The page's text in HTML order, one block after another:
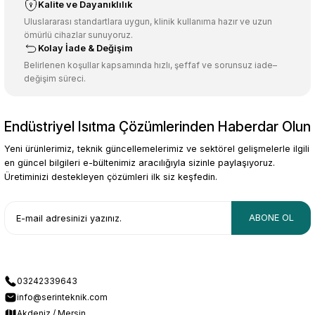
Ürün fiyatı diğer sitelerden daha pahalı.
Bu ürüne benzer farklı alternatifler olmalı.
Gönder
Kalite ve Dayanıklılık
Uluslararası standartlara uygun, klinik kullanıma hazır ve uzun
ömürlü cihazlar sunuyoruz.
Kolay İade & Değişim
Belirlenen koşullar kapsamında hızlı, şeffaf ve sorunsuz iade–
değişim süreci.
Endüstriyel Isıtma Çözümlerinden Haberdar Olun
Yeni ürünlerimiz, teknik güncellemelerimiz ve sektörel gelişmelerle ilgili
en güncel bilgileri e-bültenimiz aracılığıyla sizinle paylaşıyoruz.
Üretiminizi destekleyen çözümleri ilk siz keşfedin.
ABONE OL
03242339643
info@serinteknik.com